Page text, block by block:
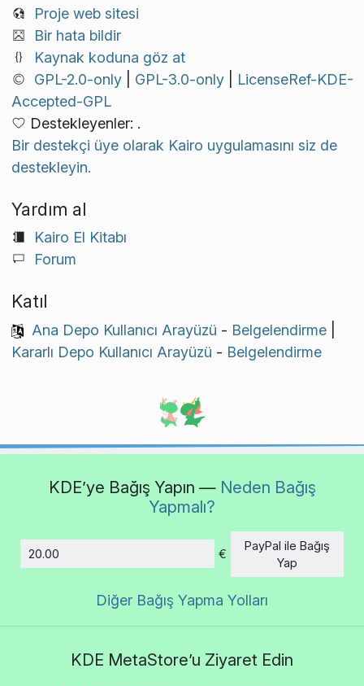
Proje web sitesi
Bir hata bildir
Kaynak koduna göz at
GPL-2.0-only| GPL-3.0-only|
LicenseRef-KDE-
Accepted-GPL
Destekleyenler: .
Bir destekçi üye olarak Kairo uygulamasını siz de
destekleyin.
Yardım al
Kairo El Kitabı
Forum
Katıl
Ana Depo Kullanıcı Arayüzü - Belgelendirme|
Kararlı Depo Kullanıcı Arayüzü - Belgelendirme
KDE’ye Bağış Yapın — Neden Bağış
Yapmalı?
€
PayPal ile Bağış
Yap
Diğer Bağış Yapma Yolları
KDE MetaStore’u Ziyaret Edin